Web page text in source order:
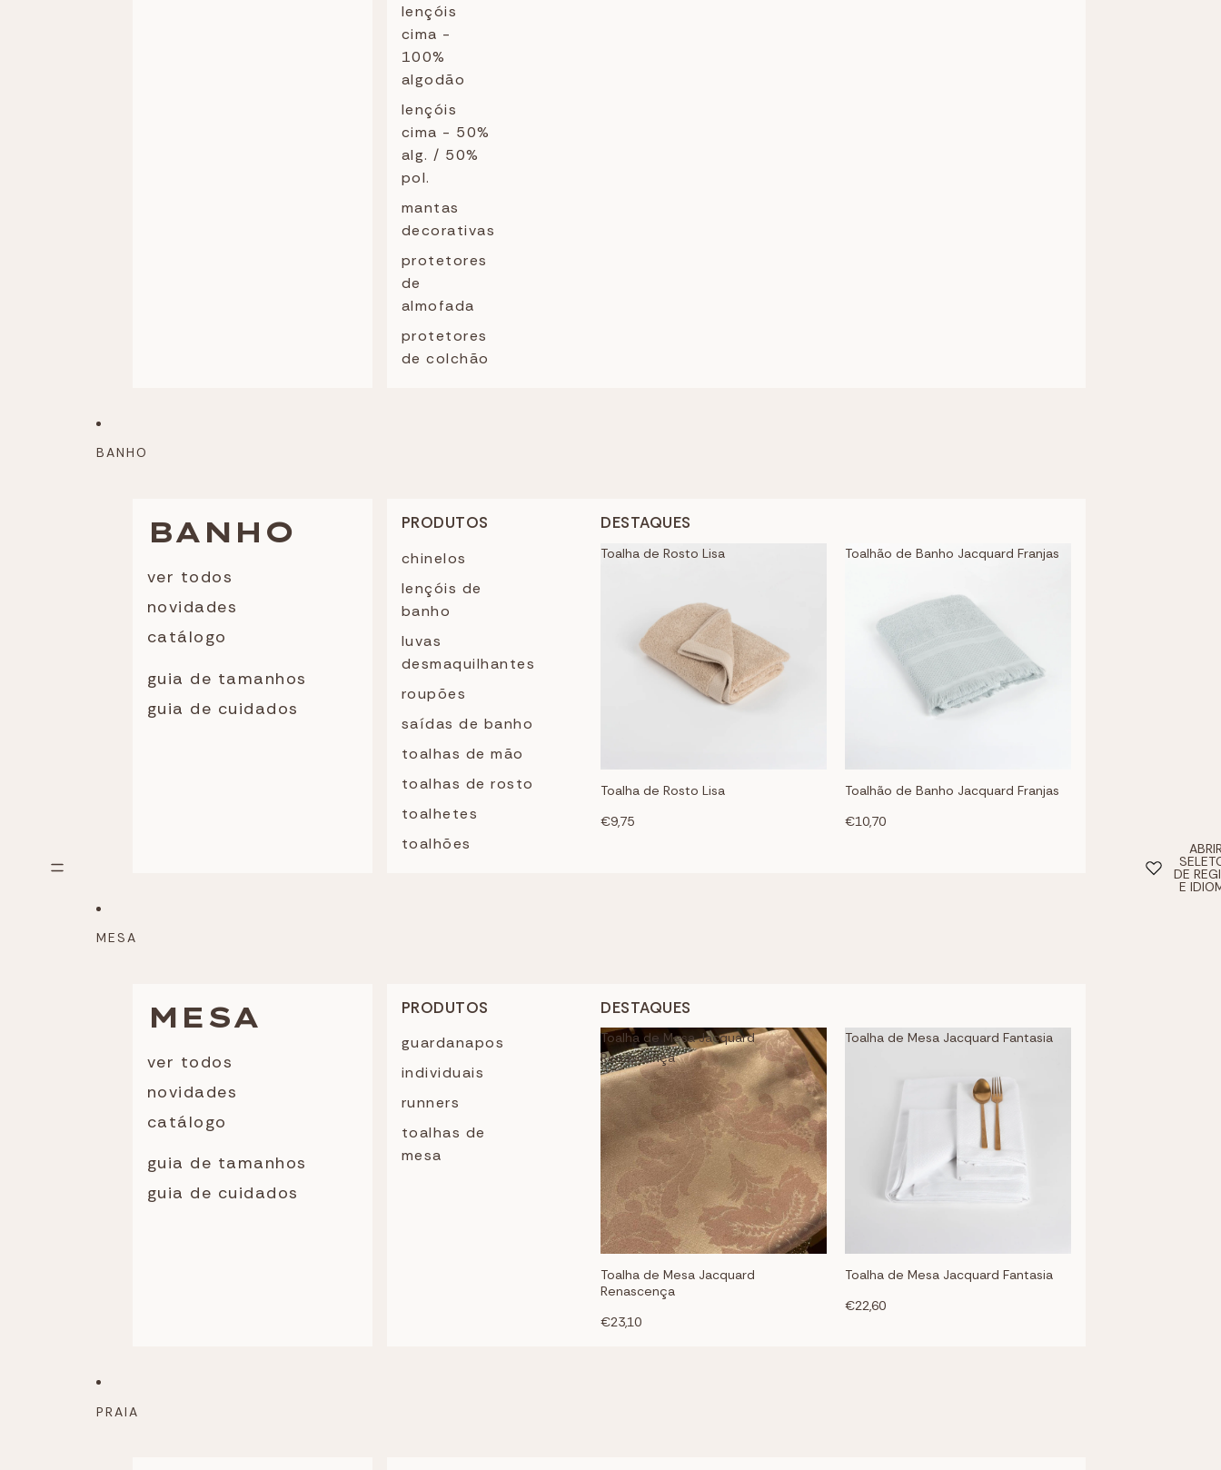
lençóis
cima -
100%
algodão
lençóis
cima - 50%
alg. / 50%
pol.
mantas
decorativas
protetores
de
almofada
protetores
de colchão
BANHO
BANHO
ver todos
novidades
catálogo
guia de tamanhos
guia de cuidados
PRODUTOS
chinelos
lençóis de
banho
luvas
desmaquilhantes
roupões
saídas de banho
toalhas de mão
toalhas de rosto
toalhetes
toalhões
DESTAQUES
Toalha de Rosto Lisa
Toalha de Rosto Lisa
€9,75
Toalhão de Banho Jacquard Franjas
Toalhão de Banho Jacquard Franjas
€10,70
MESA
MESA
ver todos
novidades
catálogo
guia de tamanhos
guia de cuidados
PRODUTOS
guardanapos
individuais
runners
toalhas de
mesa
DESTAQUES
Toalha de Mesa Jacquard
Renascença
Toalha de Mesa Jacquard
Renascença
€23,10
Toalha de Mesa Jacquard Fantasia
Toalha de Mesa Jacquard Fantasia
€22,60
PRAIA
DE
E